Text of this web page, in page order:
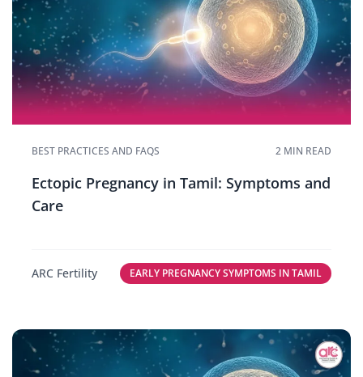
BEST PRACTICES AND FAQS 2 MIN READ
Ectopic Pregnancy in Tamil: Symptoms and
Care
ARC Fertility EARLY PREGNANCY SYMPTOMS IN TAMIL